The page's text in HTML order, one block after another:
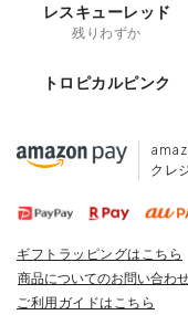
レスキューレッド
残りわずか
トロピカルピンク
クレ
ギフトラッピングはこちら
商品についてのお問い合わ
ご利用ガイドはこちら